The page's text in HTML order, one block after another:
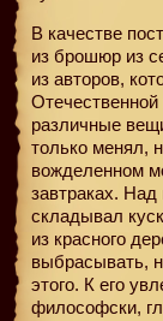
В качестве
из брошюр из
из авторов,
различные
только менял,
вожделенном
завтраках.
складывал
из красного
выбрасывать,
этого. К его
философски,